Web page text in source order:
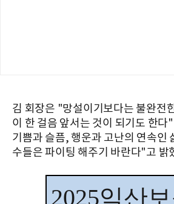
김 회장은 "망설이기보다는 불완전
이 한 걸음 앞서는 것이 되기도 한
기쁨과 슬픔, 행운과 고난의 연속인
수들은 파이팅 해주기 바란다"고 밝
2025익산